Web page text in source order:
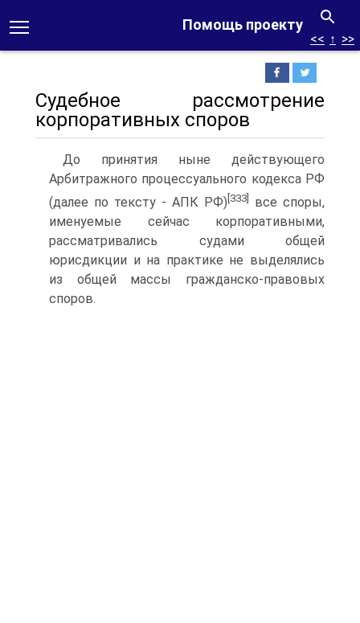
Помощь проекту
<< ↑ >>
Судебное рассмотрение
корпоративных споров
До принятия ныне действующего
Арбитражного процессуального кодекса РФ
(далее по тексту - АПК РФ) [333]
все споры,
именуемые сейчас корпоративными,
рассматривались судами общей
юрисдикции и на практике не выделялись
из общей массы гражданско-правовых
споров.